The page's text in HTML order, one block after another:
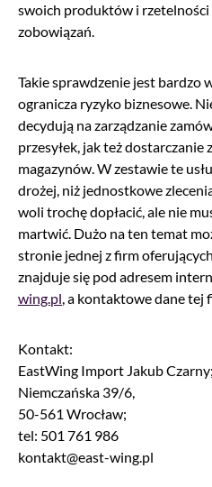
swoich produktów i rzetelności
zobowiązań.
Takie sprawdzenie jest bardzo
ogranicza ryzyko biznesowe.
decydują na zarządzanie
przesyłek, jak też dostarczanie
magazynów. W zestawie te
drożej, niż jednostkowe
woli trochę dopłacić, ale nie
martwić. Dużo na ten temat
stronie jednej z firm
znajduje się pod adresem
wing.pl, a kontaktowe dane tej
Kontakt:
EastWing Import Jakub Czarny;
Niemczańska 39/6,
50-561 Wrocław;
tel: 501 761 986
kontakt@east-wing.pl